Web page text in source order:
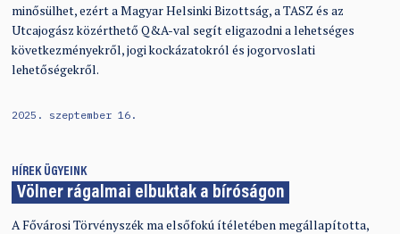
minősülhet, ezért a Magyar Helsinki Bizottság, a TASZ és az
Utcajogász közérthető Q&A-val segít eligazodni a lehetséges
következményekről, jogi kockázatokról és jogorvoslati
lehetőségekről.
2025. szeptember 16.
HÍREK ÜGYEINK
Völner rágalmai elbuktak a bíróságon
A Fővárosi Törvényszék ma elsőfokú ítéletében megállapította,